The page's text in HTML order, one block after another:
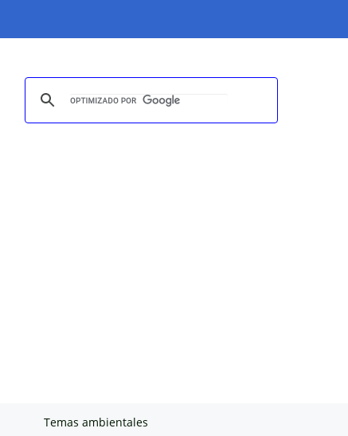
Temas ambientales